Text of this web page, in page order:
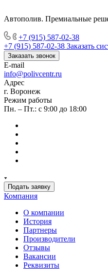
Автополив. Премиальные
+7 (915) 587-02-38
+7 (915) 587-02-38 Заказать
Заказать звонок
E-mail
info@polivcentr.ru
Адрес
г. Воронеж
Режим работы
Пн. – Пт.: с 9:00 до 18:00
Подать заявку
Компания
О компании
История
Партнеры
Производители
Отзывы
Вакансии
Реквизиты